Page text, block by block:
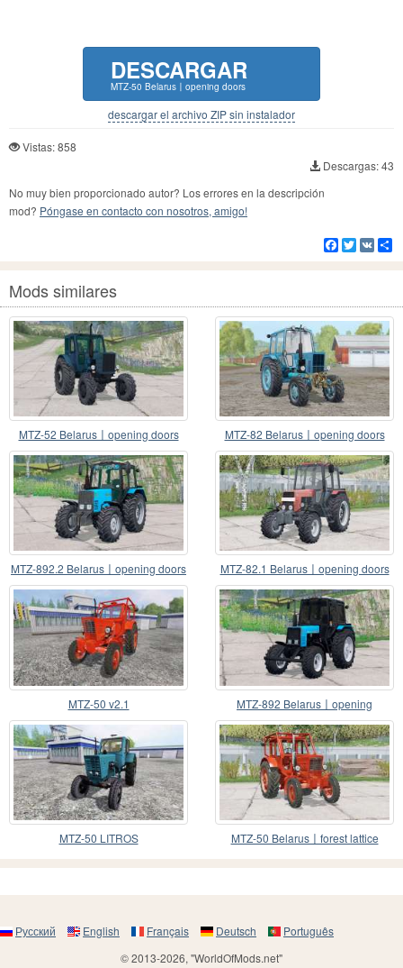
DESCARGAR
MTZ-50 Belarus〡opening doors
descargar el archivo ZIP sin instalador
Vistas: 858
Descargas: 43
No muy bien proporcionado autor? Los errores en la descripción
mod? Póngase en contacto con nosotros, amigo!
Facebook
Twitter
VK
Mods similares
MTZ-52 Belarus〡opening doors
MTZ-82 Belarus〡opening doors
and windows
MTZ-892.2 Belarus〡opening doors
MTZ-82.1 Belarus〡opening doors
and windows
MTZ-50 v2.1
MTZ-892 Belarus〡opening
windows
MTZ-50 LITROS MTZ-50 Belarus〡forest lattice
Русский English Français Deutsch
Português
© 2013-2026, "WorldOfMods.net"